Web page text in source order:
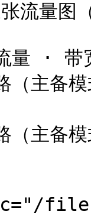
流量图
· 带
主备
主备
files/